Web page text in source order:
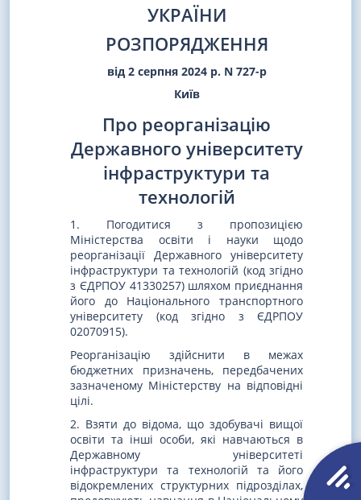
УКРАЇНИ
РОЗПОРЯДЖЕННЯ
від 2 серпня 2024 р. N 727-р
Київ
Про реорганізацію
Державного університету
інфраструктури та
технологій
1. Погодитися з пропозицією
Міністерства освіти і науки щодо
реорганізації Державного університету
інфраструктури та технологій (код згідно
з ЄДРПОУ 41330257) шляхом приєднання
його до Національного транспортного
університету (код згідно з ЄДРПОУ
02070915).
Реорганізацію здійснити в межах
бюджетних призначень, передбачених
зазначеному Міністерству на відповідні
цілі.
2. Взяти до відома, що здобувачі вищої
освіти та інші особи, які навчаються в
Державному університеті
інфраструктури та технологій та його
відокремлених структурних підрозділах,